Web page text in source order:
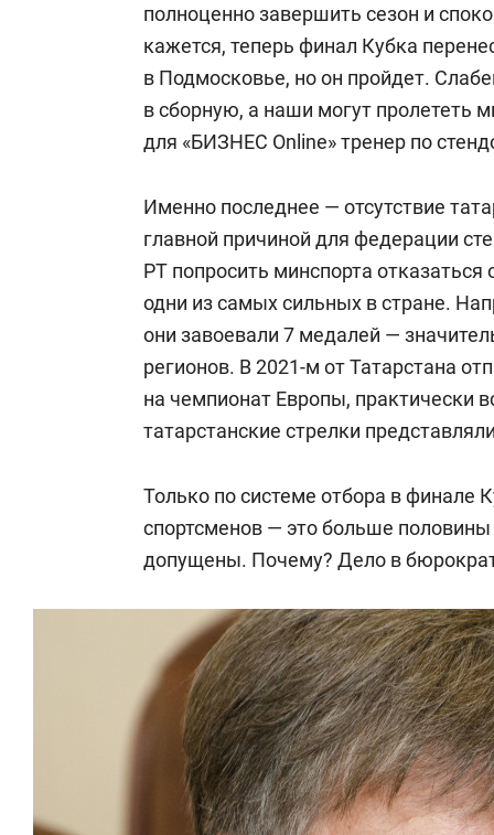
полноценно завершить сезон и
кажется, теперь финал Кубка
в Подмосковье, но он пройдет.
в сборную, а наши могут пролететь
для «БИЗНЕС Online» тренер по
Именно последнее — отсутствие
главной причиной для федерации
РТ попросить минспорта
одни из самых сильных в стране.
они завоевали 7 медалей —
регионов. В 2021-м от Татарстана
на чемпионат Европы, практически
татарстанские стрелки
Только по системе отбора в финале
спортсменов — это больше
допущены. Почему? Дело в